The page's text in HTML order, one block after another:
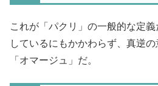
これが「パクリ」の一般的な定
しているにもかかわらず、真逆
「オマージュ」だ。